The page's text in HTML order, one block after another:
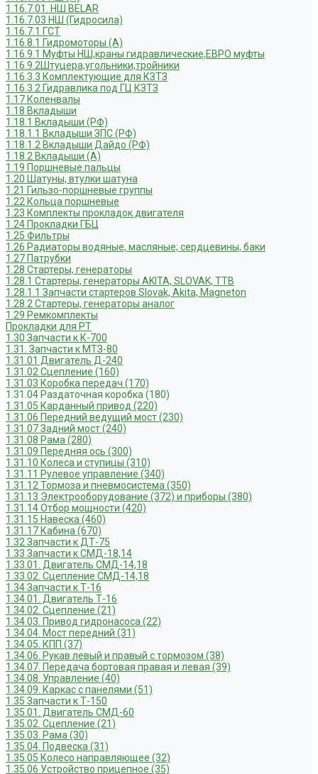
1.16.7.01. НШ BELAR
1.16.7.03 НШ (Гидросила)
1.16.7.1 ГСТ
1.16.8.1 Гидромоторы (А)
1.16.9.1 Муфты НШ,краны гидравлические,ЕВРО муфты
1.16.9.2Штуцера,угольники,тройники
1.16.3.3 Комплектующие для КЗТЗ
1.16.3.2 Гидравлика под ГЦ КЗТЗ
1.17 Коленвалы
1.18 Вкладыши
1.18.1 Вкладыши (РФ)
1.18.1.1 Вкладыши ЗПС (РФ)
1.18.1.2 Вкладыши Дайдо (РФ)
1.18.2 Вкладыши (А)
1.19 Поршневые пальцы
1.20 Шатуны, втулки шатуна
1.21 Гильзо-поршневые группы
1.22 Кольца поршневые
1.23 Комплекты прокладок двигателя
1.24 Прокладки ГБЦ
1.25 Фильтры
1.26 Радиаторы водяные, масляные; сердцевины, баки
1.27 Патрубки
1.28 Стартеры, генераторы
1.28.1 Стартеры, генераторы AKITA, SLOVAK, ТТВ
1.28.1.1 Запчасти стартеров Slovak, Akita, Magneton
1.28.2 Стартеры, генераторы аналог
1.29 Ремкомплекты
Прокладки для РТ
1.30 Запчасти к К-700
1.31. Запчасти к МТЗ-80
1.31.01 Двигатель Д-240
1.31.02 Сцепление (160)
1.31.03 Коробка передач (170)
1.31.04 Раздаточная коробка (180)
1.31.05 Карданный привод (220)
1.31.06 Передний ведущий мост (230)
1.31.07 Задний мост (240)
1.31.08 Рама (280)
1.31.09 Передняя ось (300)
1.31.10 Колеса и ступицы (310)
1.31.11 Рулевое управление (340)
1.31.12 Тормоза и пневмосистема (350)
1.31.13 Электрооборудование (372) и приборы (380)
1.31.14 Отбор мощности (420)
1.31.15 Навеска (460)
1.31.17 Кабина (670)
1.32 Запчасти к ДТ-75
1.33 Запчасти к СМД-18,14
1.33.01. Двигатель СМД-14,18
1.33.02. Сцепление СМД-14,18
1.34 Запчасти к Т-16
1.34.01. Двигатель Т-16
1.34.02. Сцепление (21)
1.34.03. Привод гидронасоса (22)
1.34.04. Мост передний (31)
1.34.05. КПП (37)
1.34.06. Рукав левый и правый с тормозом (38)
1.34.07. Передача бортовая правая и левая (39)
1.34.08. Управление (40)
1.34.09. Каркас с панелями (51)
1.35 Запчасти к Т-150
1.35.01. Двигатель СМД-60
1.35.02. Сцепление (21)
1.35.03. Рама (30)
1.35.04. Подвеска (31)
1.35.05 Колесо направляющее (32)
1.35.06 Устройство прицепное (35)